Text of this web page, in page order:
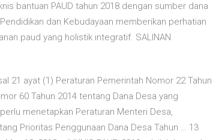
bantuan PAUD tahun 2018 dengan sumber dana
dan Kebudayaan memberikan perhatian
paud yang holistik integratif. SALINAN
21 ayat (1) Peraturan Pemerintah Nomor 22 Tahun
60 Tahun 2014 tentang Dana Desa yang
menetapkan Peraturan Menteri Desa,
Prioritas Penggunaan Dana Desa Tahun … 13